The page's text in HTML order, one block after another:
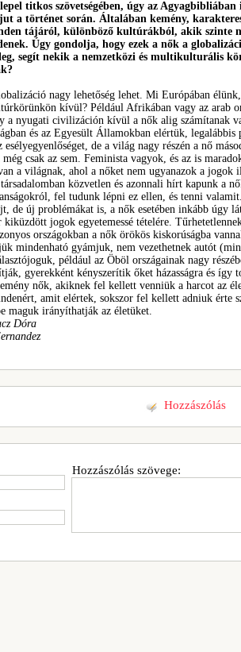
titkos szövetségében, úgy az Agyagbibliában
a történet során. Általában kemény,
tájáról, különböző kultúrákból, akik szinte
Úgy gondolja, hogy ezek a nők a
segít nekik a nemzetközi és multikulturális
nagy lehetőség lehet. Mi Európában
kívül? Például Afrikában vagy az arab
a nyugati civilizáción kívül a nők alig számítanak
és az Egyesült Államokban elértük, legalábbis
esélyegyenlőséget, de a világ nagy részén a nő
csak az sem. Feminista vagyok, és az is
a világnak, ahol a nőket nem ugyanazok a
közvetlen és azonnali hírt kapunk a
fel tudunk lépni ez ellen, és tenni
de új problémákat is, a nők esetében inkább úgy
jogok egyetemessé tételére.
országokban a nők örökös kiskorúságba
mindenható gyámjuk, nem vezethetnek autót
például az Öböl országainak nagy
gyerekként kényszerítik őket házasságra és így
nők, akiknek fel kellett venniük a harcot az
amit elértek, sokszor fel kellett adniuk érte
maguk irányíthatják az életüket.
Dóra
Hozzászólás
Hozzászólás szövege: